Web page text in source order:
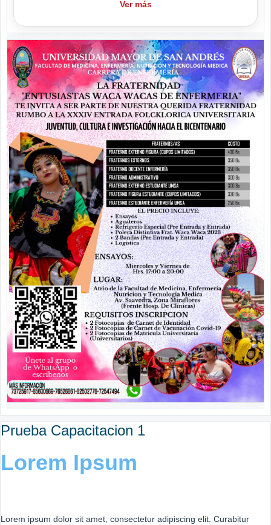
Ver más
Prueba Capacitacion 1
Lorem Ipsum
Lorem ipsum dolor sit amet, consectetur adipiscing elit. Curabitur